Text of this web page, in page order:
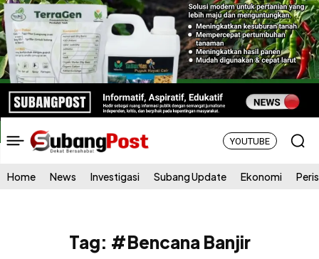
YOUTUBE
Home News Investigasi Subang Update Ekonomi
Tag: #Bencana Banjir